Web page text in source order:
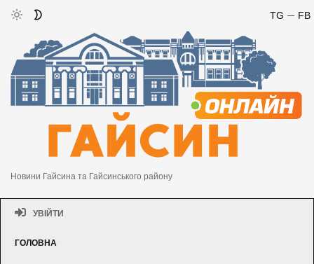
FB
TG
Новини Гайсина та Гайсинського району
УВІЙТИ
ГОЛОВНА